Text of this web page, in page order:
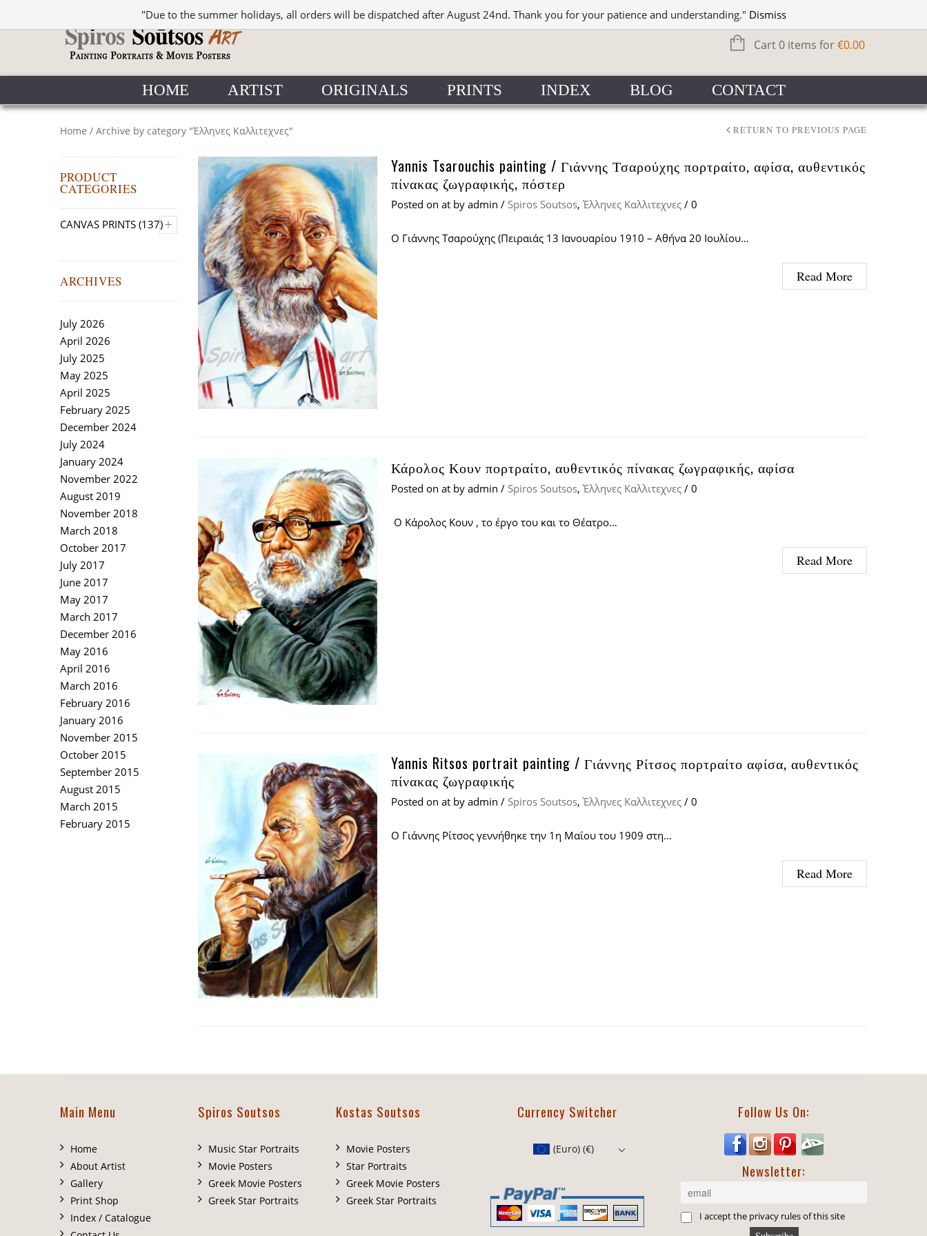
"Due to the summer holidays, all orders will be dispatched after August 24nd. Thank you for your patience and understanding." Dismiss
WISHLIST
Cart 0 items for€0.00
HOME ARTIST ORIGINALS PRINTS INDEX BLOG CONTACT
Home / Archive by category "Έλληνες Καλλιτεχνες" RETURN TO PREVIOUS PAGE
PRODUCT
CATEGORIES
+
CANVAS PRINTS (137)
ARCHIVES
July 2026
April 2026
July 2025
May 2025
April 2025
February 2025
December 2024
July 2024
January 2024
November 2022
August 2019
November 2018
March 2018
October 2017
July 2017
June 2017
May 2017
March 2017
December 2016
May 2016
April 2016
March 2016
February 2016
January 2016
November 2015
October 2015
September 2015
August 2015
March 2015
February 2015
Yannis Tsarouchis painting / Γιάννης Τσαρούχης πορτραίτο, αφίσα, αυθεντικός
πίνακας ζωγραφικής, πόστερ
Posted on at by admin / Spiros Soutsos,Έλληνες Καλλιτεχνες / 0
Ο Γιάννης Τσαρούχης (Πειραιάς 13 Ιανουαρίου 1910 – Αθήνα 20 Ιουλίου…
Read More
Κάρολος Κουν πορτραίτο, αυθεντικός πίνακας ζωγραφικής, αφίσα
Posted on at by admin / Spiros Soutsos,Έλληνες Καλλιτεχνες / 0
Ο Κάρολος Κουν , το έργο του και το Θέατρο…
Read More
Yannis Ritsos portrait painting / Γιάννης Ρίτσος πορτραίτο αφίσα, αυθεντικός
πίνακας ζωγραφικής
Posted on at by admin / Spiros Soutsos,Έλληνες Καλλιτεχνες / 0
Ο Γιάννης Ρίτσος γεννήθηκε την 1η Μαΐου του 1909 στη…
Read More
Main Menu
Home
About Artist
Gallery
Print Shop
Index / Catalogue
Spiros Soutsos
Music Star Portraits
Movie Posters
Greek Movie Posters
Greek Star Portraits
Kostas Soutsos
Movie Posters
Star Portraits
Greek Movie Posters
Greek Star Portraits
Currency Switcher
(Euro) (€)
Follow Us On:
Newsletter:
I accept the privacy rules of this site